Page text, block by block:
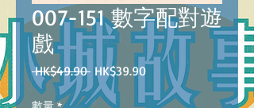
007-151 數字配對遊
戲
HK$49.90 一
般
價
HK$39.90促
銷
價
數量 *